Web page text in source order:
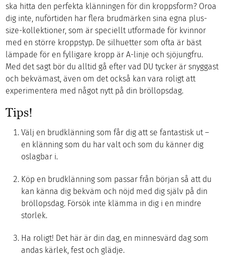
ska hitta den perfekta klänningen för din kroppsform? Oroa
dig inte, nuförtiden har flera brudmärken sina egna plus-
size-kollektioner, som är speciellt utformade för kvinnor
med en större kroppstyp. De silhuetter som ofta är bäst
lämpade för en fylligare kropp är A-linje och sjöjungfru.
Med det sagt bör du alltid gå efter vad DU tycker är snyggast
och bekvämast, även om det också kan vara roligt att
experimentera med något nytt på din bröllopsdag.
Tips!
Välj en brudklänning som får dig att se fantastisk ut –
en klänning som du har valt och som du känner dig
oslagbar i.
Köp en brudklänning som passar från början så att du
kan känna dig bekväm och nöjd med dig själv på din
bröllopsdag. Försök inte klämma in dig i en mindre
storlek.
Ha roligt! Det här är din dag, en minnesvärd dag som
andas kärlek, fest och glädje.